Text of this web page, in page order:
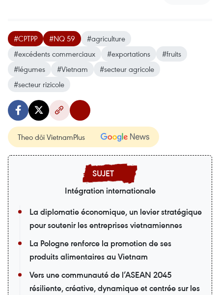
#CPTPP #NQ 59
#agriculture
#excédents commerciaux
#exportations
#fruits
#légumes
#Vietnam
#secteur agricole
#secteur rizicole
Theo dõi VietnamPlus
Intégration internationale
La diplomatie économique, un levier stratégique
pour soutenir les entreprises vietnamiennes
La Pologne renforce la promotion de ses
produits alimentaires au Vietnam
Vers une communauté de l’ASEAN 2045
résiliente, créative, dynamique et centrée sur les